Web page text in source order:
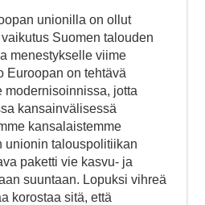
unionilla on ollut
Suomen talouden
menestykselle viime
Euroopan on tehtävä
modernisoinnissa, jotta
kansainvälisessä
kansalaistemme
unionin talouspolitiikan
paketti vie kasvu- ja
suuntaan. Lopuksi vihreä
korostaa sitä, että